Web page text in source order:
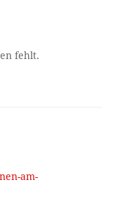
fehlt.
am-